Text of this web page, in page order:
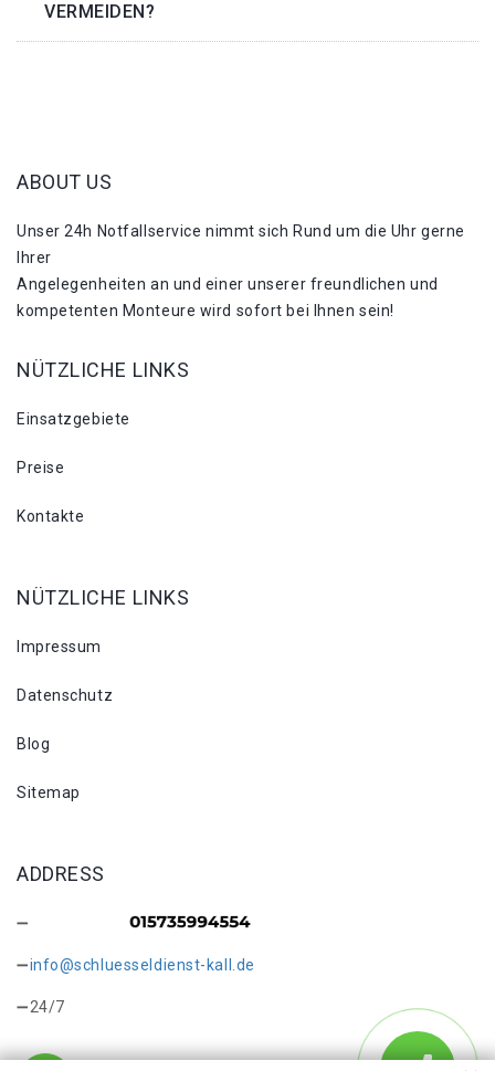
VERMEIDEN?
ABOUT US
Unser 24h Notfallservice nimmt sich Rund um die Uhr gerne
Ihrer
Angelegenheiten an und einer unserer freundlichen und
kompetenten Monteure wird sofort bei Ihnen sein!
NÜTZLICHE LINKS
Einsatzgebiete
Preise
Kontakte
NÜTZLICHE LINKS
Impressum
Datenschutz
Blog
Sitemap
ADDRESS
info@schluesseldienst-kall.de
24/7